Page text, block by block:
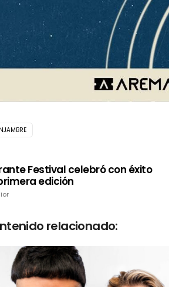
Festival celebró con éxito
edición
relacionado: